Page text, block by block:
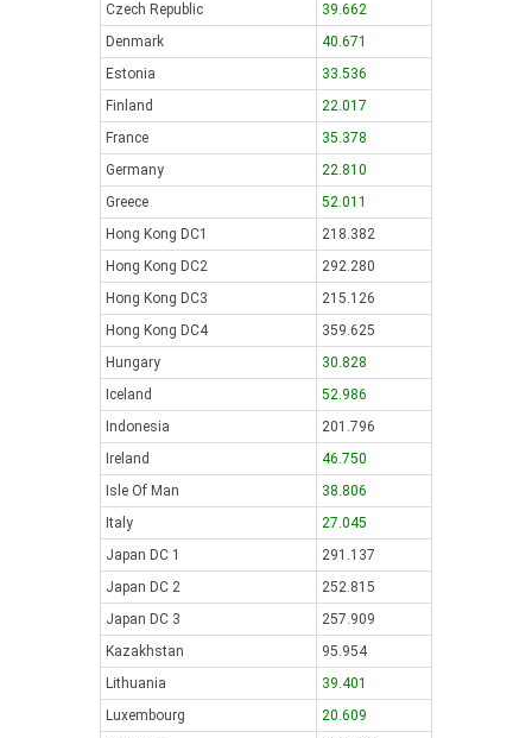
Czech Republic
39.662
Denmark
40.671
Estonia
33.536
Finland
22.017
France
35.378
Germany
22.810
Greece
52.011
Hong Kong DC1
218.382
Hong Kong DC2
292.280
Hong Kong DC3
215.126
Hong Kong DC4
359.625
Hungary
30.828
Iceland
52.986
Indonesia
201.796
Ireland
46.750
Isle Of Man
38.806
Italy
27.045
Japan DC 1
291.137
Japan DC 2
252.815
Japan DC 3
257.909
Kazakhstan
95.954
Lithuania
39.401
Luxembourg
20.609